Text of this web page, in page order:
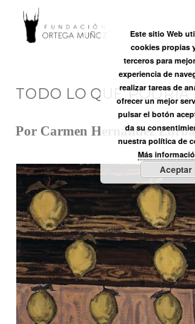
TODO LO QUE PODRÍA
Por Carmen Hernández
Este sitio Web
cookies propias
terceros para
experiencia de
realizar tareas de
ofrecer un mejor
pulsar el botón
da su
nuestra política de
Más
Aceptar